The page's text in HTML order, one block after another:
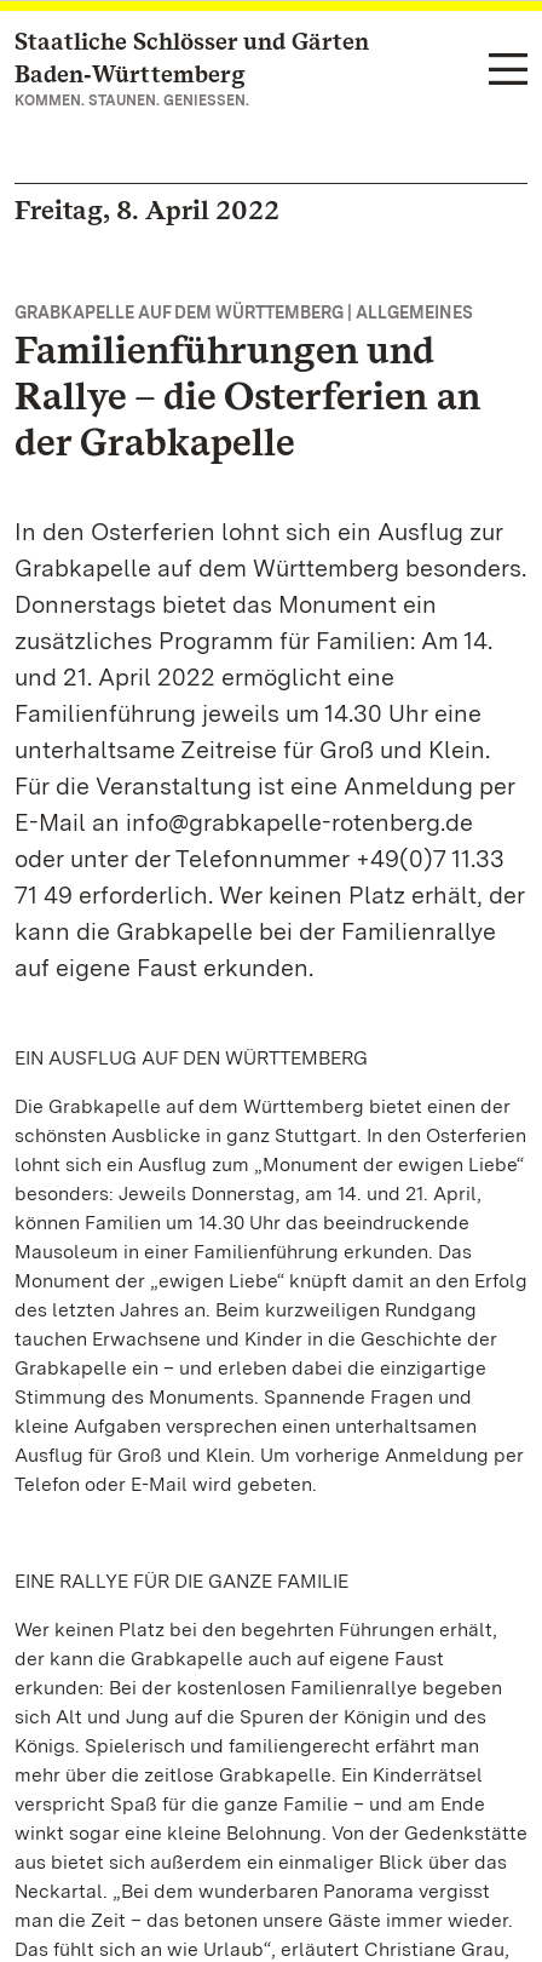
Zum Hauptinhalt springen
Staatliche Schlösser und Gärten
Baden‑Württemberg
KOMMEN. STAUNEN. GENIESSEN.
Freitag, 8. April 2022
GRABKAPELLE AUF DEM WÜRTTEMBERG | ALLGEMEINES
Familienführungen und
Rallye – die Osterferien an
der Grabkapelle
In den Osterferien lohnt sich ein Ausflug zur
Grabkapelle auf dem Württemberg besonders.
Donnerstags bietet das Monument ein
zusätzliches Programm für Familien: Am 14.
und 21. April 2022 ermöglicht eine
Familienführung jeweils um 14.30 Uhr eine
unterhaltsame Zeitreise für Groß und Klein.
Für die Veranstaltung ist eine Anmeldung per
E-Mail an info@grabkapelle-rotenberg.de
oder unter der Telefonnummer +49(0)7 11.33
71 49 erforderlich. Wer keinen Platz erhält, der
kann die Grabkapelle bei der Familienrallye
auf eigene Faust erkunden.
EIN AUSFLUG AUF DEN WÜRTTEMBERG
Die Grabkapelle auf dem Württemberg bietet einen der
schönsten Ausblicke in ganz Stuttgart. In den Osterferien
lohnt sich ein Ausflug zum „Monument der ewigen Liebe“
besonders: Jeweils Donnerstag, am 14. und 21. April,
können Familien um 14.30 Uhr das beeindruckende
Mausoleum in einer Familienführung erkunden. Das
Monument der „ewigen Liebe“ knüpft damit an den Erfolg
des letzten Jahres an. Beim kurzweiligen Rundgang
tauchen Erwachsene und Kinder in die Geschichte der
Grabkapelle ein – und erleben dabei die einzigartige
Stimmung des Monuments. Spannende Fragen und
kleine Aufgaben versprechen einen unterhaltsamen
Ausflug für Groß und Klein. Um vorherige Anmeldung per
Telefon oder E-Mail wird gebeten.
EINE RALLYE FÜR DIE GANZE FAMILIE
Wer keinen Platz bei den begehrten Führungen erhält,
der kann die Grabkapelle auch auf eigene Faust
erkunden: Bei der kostenlosen Familienrallye begeben
sich Alt und Jung auf die Spuren der Königin und des
Königs. Spielerisch und familiengerecht erfährt man
mehr über die zeitlose Grabkapelle. Ein Kinderrätsel
verspricht Spaß für die ganze Familie – und am Ende
winkt sogar eine kleine Belohnung. Von der Gedenkstätte
aus bietet sich außerdem ein einmaliger Blick über das
Neckartal. „Bei dem wunderbaren Panorama vergisst
man die Zeit – das betonen unsere Gäste immer wieder.
Das fühlt sich an wie Urlaub“, erläutert Christiane Grau,